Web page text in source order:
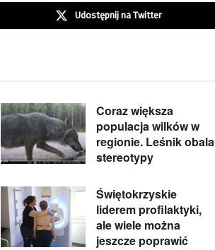
Udostępnij na Twitter
Coraz większa
populacja wilków w
regionie. Leśnik obala
stereotypy
Świętokrzyskie
liderem profilaktyki,
ale wiele można
jeszcze poprawić